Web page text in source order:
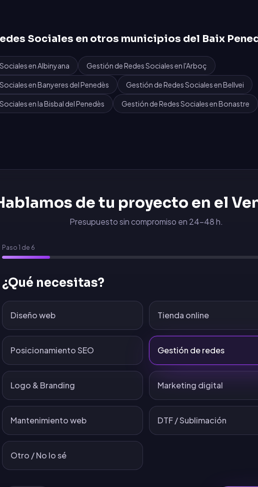
Sociales en otros municipios del Baix
enAlbinyana Gestión de Redes Socialesenl'Arboç
enBanyeres del Penedès Gestión de Redes SocialesenBellvei
enla Bisbal del Penedès Gestión de Redes SocialesenBonastre
de tu proyecto en el
Presupuesto sin compromiso en 24-48 h.
Paso 1 de 6
¿Qué necesitas?
Diseño web Tienda online
Posicionamiento SEO Gestión de redes
Logo & Branding Marketing digital
Mantenimiento web DTF / Sublimación
Otro / No lo sé